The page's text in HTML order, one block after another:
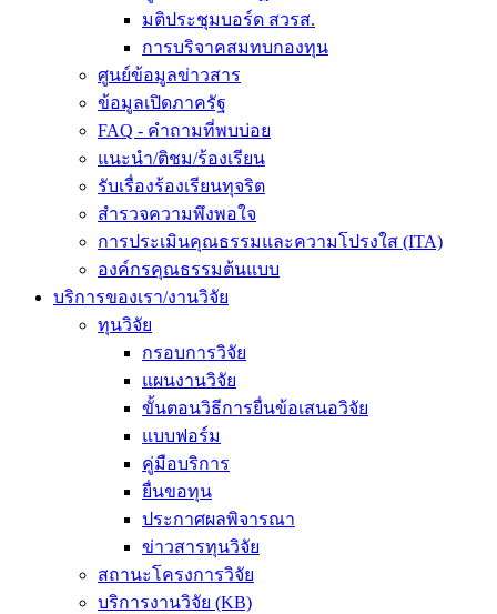
มติประชุมบอร์ด สวรส.
การบริจาคสมทบกองทุน
ศูนย์ข้อมูลข่าวสาร
ข้อมูลเปิดภาครัฐ
FAQ - คำถามที่พบบ่อย
แนะนำ/ติชม/ร้องเรียน
รับเรื่องร้องเรียนทุจริต
สำรวจความพึงพอใจ
การประเมินคุณธรรมและความโปรงใส (ITA)
องค์กรคุณธรรมต้นแบบ
บริการของเรา/งานวิจัย
ทุนวิจัย
กรอบการวิจัย
แผนงานวิจัย
ขั้นตอนวิธีการยื่นข้อเสนอวิจัย
แบบฟอร์ม
คู่มือบริการ
ยื่นขอทุน
ประกาศผลพิจารณา
ข่าวสารทุนวิจัย
สถานะโครงการวิจัย
บริการงานวิจัย (KB)